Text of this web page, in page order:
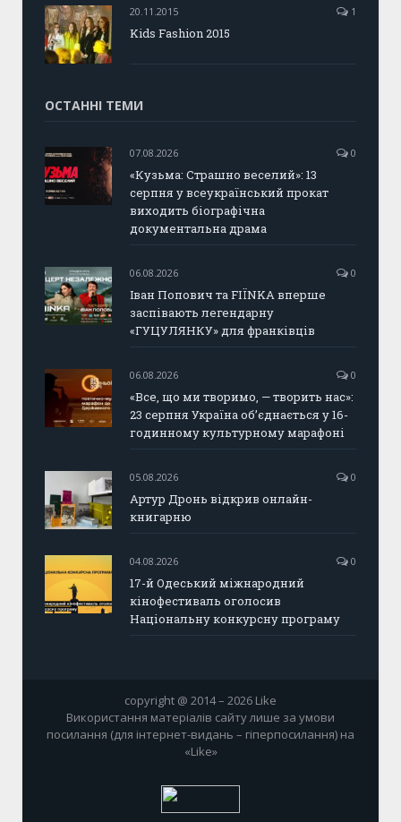
20.11.2015 1
Kids Fashion 2015
ОСТАННІ ТЕМИ
07.08.2026 0
«Кузьма: Страшно веселий»: 13
серпня у всеукраїнський прокат
виходить біографічна
документальна драма
06.08.2026 0
Іван Попович та FIÏNKA вперше
заспівають легендарну
«ГУЦУЛЯНКУ» для франківців
06.08.2026 0
«Все, що ми творимо, — творить нас»:
23 серпня Україна об’єднається у 16-
годинному культурному марафоні
05.08.2026 0
Артур Дронь відкрив онлайн-
книгарню
04.08.2026 0
17-й Одеський міжнародний
кінофестиваль оголосив
Національну конкурсну програму
copyright @ 2014 – 2026 Like
Використання матеріалів сайту лише за умови
посилання (для інтернет-видань – гіперпосилання) на
«Like»